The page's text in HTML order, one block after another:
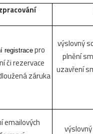
registrace pro
či rezervace
záruka
výslovný
plnění
uzavření
emailových